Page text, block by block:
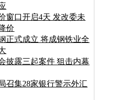
窗口开启4天 发改委未
价
正式成立 将成钢铁业全
披露三起案件 狙击内幕
召集28家银行警示外汇